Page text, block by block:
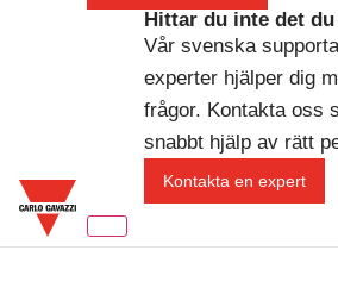
Hittar du inte det
Vår svenska
experter hjälper dig
frågor. Kontakta oss
snabbt hjälp av rätt
Kontakta en expert